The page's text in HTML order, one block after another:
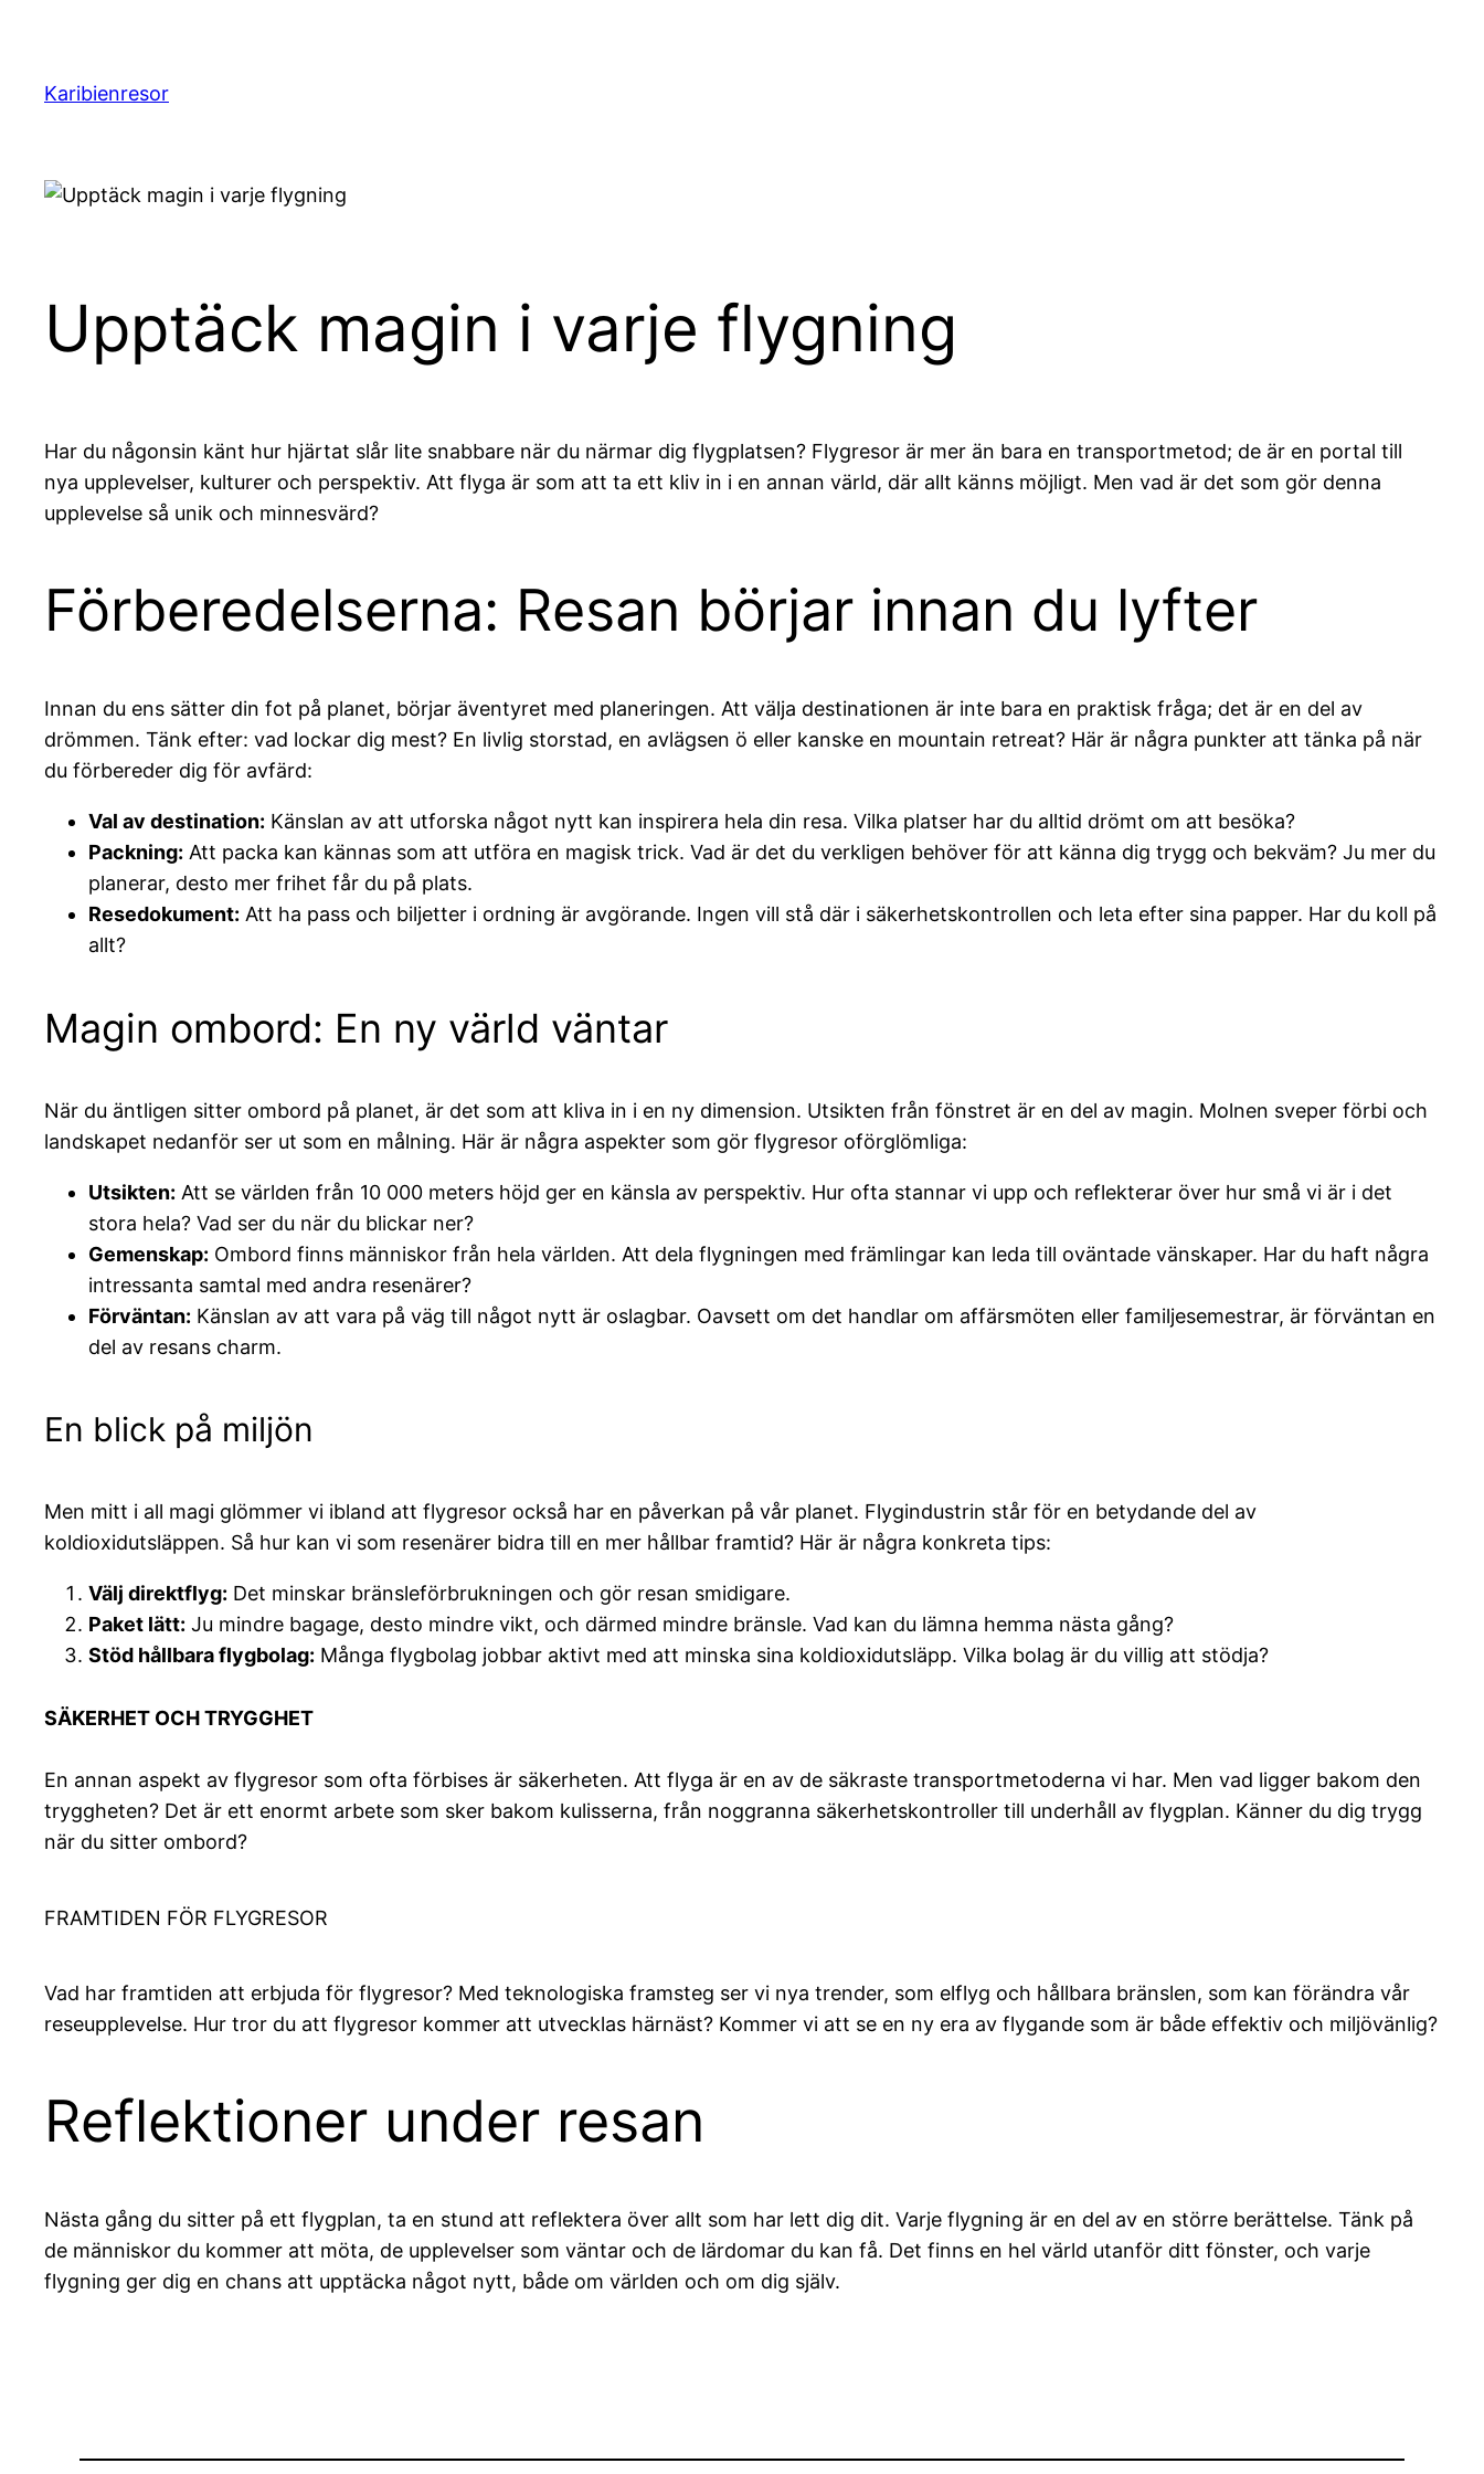
innehåll
Karibienresor
Upptäck magin i varje flygning
Har du någonsin känt hur hjärtat slår lite snabbare när du närmar dig flygplatsen? Flygresor är mer än bara en transportmetod; de är en portal till
nya upplevelser, kulturer och perspektiv. Att flyga är som att ta ett kliv in i en annan värld, där allt känns möjligt. Men vad är det som gör denna
upplevelse så unik och minnesvärd?
Förberedelserna: Resan börjar innan du lyfter
Innan du ens sätter din fot på planet, börjar äventyret med planeringen. Att välja destinationen är inte bara en praktisk fråga; det är en del av
drömmen. Tänk efter: vad lockar dig mest? En livlig storstad, en avlägsen ö eller kanske en mountain retreat? Här är några punkter att tänka på när
du förbereder dig för avfärd:
Val av destination: Känslan av att utforska något nytt kan inspirera hela din resa. Vilka platser har du alltid drömt om att besöka?
Packning: Att packa kan kännas som att utföra en magisk trick. Vad är det du verkligen behöver för att känna dig trygg och bekväm? Ju mer du
planerar, desto mer frihet får du på plats.
Resedokument: Att ha pass och biljetter i ordning är avgörande. Ingen vill stå där i säkerhetskontrollen och leta efter sina papper. Har du koll på
allt?
Magin ombord: En ny värld väntar
När du äntligen sitter ombord på planet, är det som att kliva in i en ny dimension. Utsikten från fönstret är en del av magin. Molnen sveper förbi och
landskapet nedanför ser ut som en målning. Här är några aspekter som gör flygresor oförglömliga:
Utsikten: Att se världen från 10 000 meters höjd ger en känsla av perspektiv. Hur ofta stannar vi upp och reflekterar över hur små vi är i det
stora hela? Vad ser du när du blickar ner?
Gemenskap: Ombord finns människor från hela världen. Att dela flygningen med främlingar kan leda till oväntade vänskaper. Har du haft några
intressanta samtal med andra resenärer?
Förväntan: Känslan av att vara på väg till något nytt är oslagbar. Oavsett om det handlar om affärsmöten eller familjesemestrar, är förväntan en
del av resans charm.
En blick på miljön
Men mitt i all magi glömmer vi ibland att flygresor också har en påverkan på vår planet. Flygindustrin står för en betydande del av
koldioxidutsläppen. Så hur kan vi som resenärer bidra till en mer hållbar framtid? Här är några konkreta tips:
Välj direktflyg: Det minskar bränsleförbrukningen och gör resan smidigare.
Paket lätt: Ju mindre bagage, desto mindre vikt, och därmed mindre bränsle. Vad kan du lämna hemma nästa gång?
Stöd hållbara flygbolag: Många flygbolag jobbar aktivt med att minska sina koldioxidutsläpp. Vilka bolag är du villig att stödja?
SÄKERHET OCH TRYGGHET
En annan aspekt av flygresor som ofta förbises är säkerheten. Att flyga är en av de säkraste transportmetoderna vi har. Men vad ligger bakom den
tryggheten? Det är ett enormt arbete som sker bakom kulisserna, från noggranna säkerhetskontroller till underhåll av flygplan. Känner du dig trygg
när du sitter ombord?
FRAMTIDEN FÖR FLYGRESOR
Vad har framtiden att erbjuda för flygresor? Med teknologiska framsteg ser vi nya trender, som elflyg och hållbara bränslen, som kan förändra vår
reseupplevelse. Hur tror du att flygresor kommer att utvecklas härnäst? Kommer vi att se en ny era av flygande som är både effektiv och miljövänlig?
Reflektioner under resan
Nästa gång du sitter på ett flygplan, ta en stund att reflektera över allt som har lett dig dit. Varje flygning är en del av en större berättelse. Tänk på
de människor du kommer att möta, de upplevelser som väntar och de lärdomar du kan få. Det finns en hel värld utanför ditt fönster, och varje
flygning ger dig en chans att upptäcka något nytt, både om världen och om dig själv.